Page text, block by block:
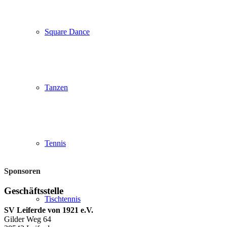
Square Dance
Tanzen
Tennis
Tischtennis
Sponsoren
Geschäftsstelle
SV Leiferde von 1921 e.V.
Gilder Weg 64